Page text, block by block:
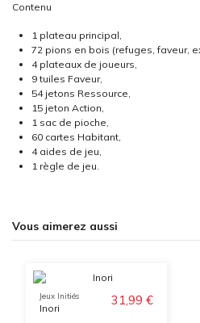
Contenu
1 plateau principal,
72 pions en bois (refuges, faveur,
4 plateaux de joueurs,
9 tuiles Faveur,
54 jetons Ressource,
15 jeton Action,
1 sac de pioche,
60 cartes Habitant,
4 aides de jeu,
1 règle de jeu.
Vous aimerez aussi
Jeux Initiés
Inori 31,99 €